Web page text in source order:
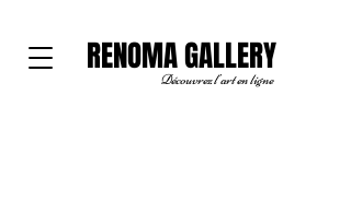
RENOMA GALLERY
Découvrez l'art en ligne